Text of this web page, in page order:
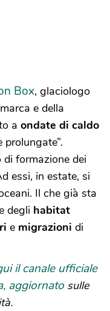
Box, glaciologo
e della
a ondate di caldo
prolungate”.
formazione dei
essi, in estate, si
Il che già sta
degli habitat
e migrazioni di
il canale ufficiale
aggiornato sulle